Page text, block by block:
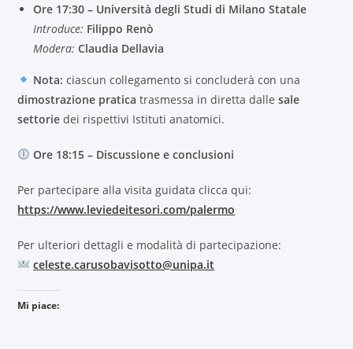
Ore 17:30 – Università degli Studi di Milano Statale
Introduce: Filippo Renò
Modera: Claudia Dellavia
Nota: ciascun collegamento si concluderà con una
dimostrazione pratica trasmessa in diretta dallesale
settorie dei rispettivi Istituti anatomici.
Ore 18:15 – Discussione e conclusioni
Per partecipare alla visita guidata clicca qui:
https://www.leviedeitesori.com/palermo
Per ulteriori dettagli e modalità di partecipazione:
celeste.carusobavisotto@unipa.it
Mi piace: